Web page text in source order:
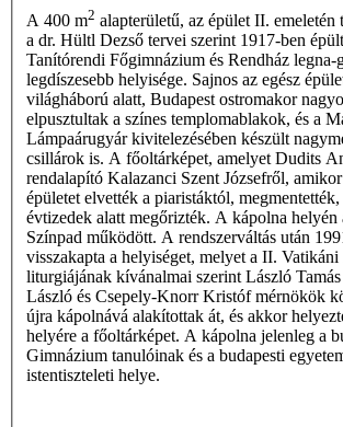
A 400 m2 alapterületű, az épület II. emeletén
a dr. Hültl Dezső tervei szerint 1917-ben
Tanítórendi Főgimnázium és Rendház legna-
legdíszesebb helyisége. Sajnos az egész
világháború alatt, Budapest ostromakor
elpusztultak a színes templomablakok, és a
Lámpaárugyár kivitelezésében készült
csillárok is. A főoltárképet, amelyet Dudits
rendalapító Kalazanci Szent Józsefről,
épületet elvették a piaristáktól,
évtizedek alatt megőrizték. A kápolna helyén
Színpad működött. A rendszerváltás után
visszakapta a helyiséget, melyet a II.
liturgiájának kívánalmai szerint László
László és Csepely-Knorr Kristóf mérnökök
újra kápolnává alakítottak át, és akkor
helyére a főoltárképet. A kápolna jelenleg a
Gimnázium tanulóinak és a budapesti
istentiszteleti helye.